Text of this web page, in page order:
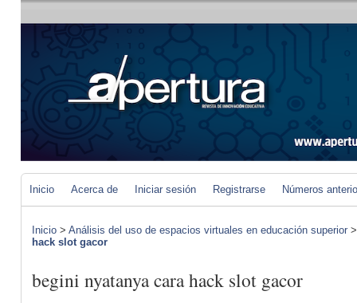
Inicio Acerca de Iniciar sesión Registrarse Números
Inicio > Análisis del uso de espacios virtuales en educación superior
hack slot gacor
begini nyatanya cara hack slot gacor